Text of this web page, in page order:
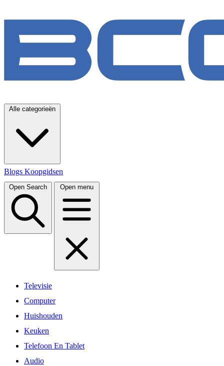
Alle categorieën
Blogs Koopgidsen
Open Search Open menu
Televisie
Computer
Huishouden
Keuken
Telefoon En Tablet
Audio